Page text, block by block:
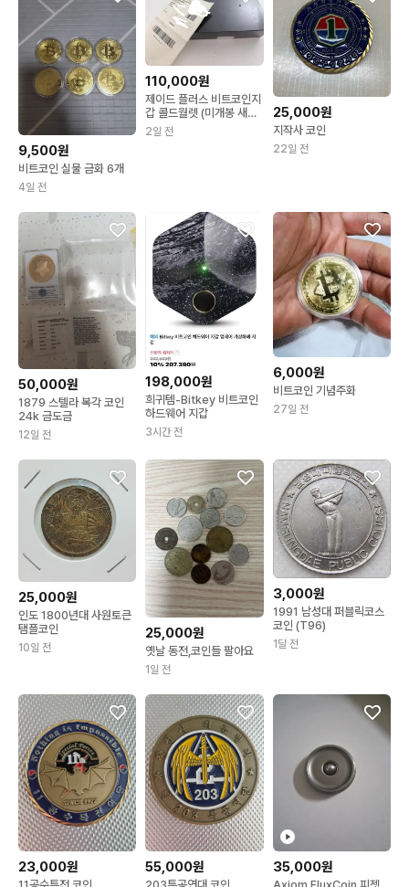
9,500원
비트코인 실물 금화 6개
4일 전
110,000원
제이드 플러스 비트코인지
갑 콜드월렛 (미개봉 새상
품)
2일 전
25,000원
지작사 코인
22일 전
50,000원
1879 스텔라 복각 코인
24k 금도금
12일 전
198,000원
희귀템-Bitkey 비트코인
하드웨어 지갑
3시간 전
6,000원
비트코인 기념주화
27일 전
25,000원
인도 1800년대 사원토큰
탬플코인
10일 전
25,000원
옛날 동전,코인들 팔아요
1일 전
3,000원
1991 남성대 퍼블릭코스
코인 (T96)
1달 전
23,000원 55,000원 35,000원